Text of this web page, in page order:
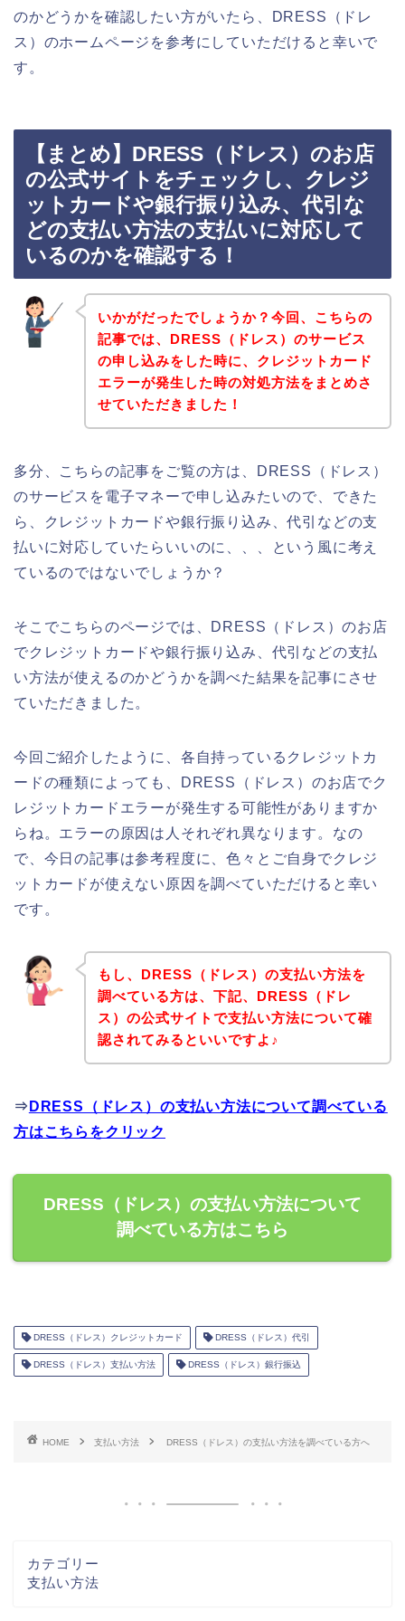
のかどうかを確認したい方がいたら、DRESS（ドレ
ス）のホームページを参考にしていただけると幸いで
す。
【まとめ】DRESS（ドレス）のお店
の公式サイトをチェックし、クレジ
ットカードや銀行振り込み、代引な
どの支払い方法の支払いに対応して
いるのかを確認する！
いかがだったでしょうか？今回、こちらの
記事では、DRESS（ドレス）のサービス
の申し込みをした時に、クレジットカード
エラーが発生した時の対処方法をまとめさ
せていただきました！
多分、こちらの記事をご覧の方は、DRESS（ドレス）
のサービスを電子マネーで申し込みたいので、できた
ら、クレジットカードや銀行振り込み、代引などの支
払いに対応していたらいいのに、、、という風に考え
ているのではないでしょうか？
そこでこちらのページでは、DRESS（ドレス）のお店
でクレジットカードや銀行振り込み、代引などの支払
い方法が使えるのかどうかを調べた結果を記事にさせ
ていただきました。
今回ご紹介したように、各自持っているクレジットカ
ードの種類によっても、DRESS（ドレス）のお店でク
レジットカードエラーが発生する可能性がありますか
らね。エラーの原因は人それぞれ異なります。なの
で、今日の記事は参考程度に、色々とご自身でクレジ
ットカードが使えない原因を調べていただけると幸い
です。
もし、DRESS（ドレス）の支払い方法を
調べている方は、下記、DRESS（ドレ
ス）の公式サイトで支払い方法について確
認されてみるといいですよ♪
⇒ DRESS（ドレス）の支払い方法について調べている
方はこちらをクリック
DRESS（ドレス）の支払い方法について
調べている方はこちら
DRESS（ドレス）クレジットカード DRESS（ドレス）代引
DRESS（ドレス）支払い方法 DRESS（ドレス）銀行振込
HOME 支払い方法 DRESS（ドレス）の支払い方法を調べている方へ
カテゴリー
支払い方法